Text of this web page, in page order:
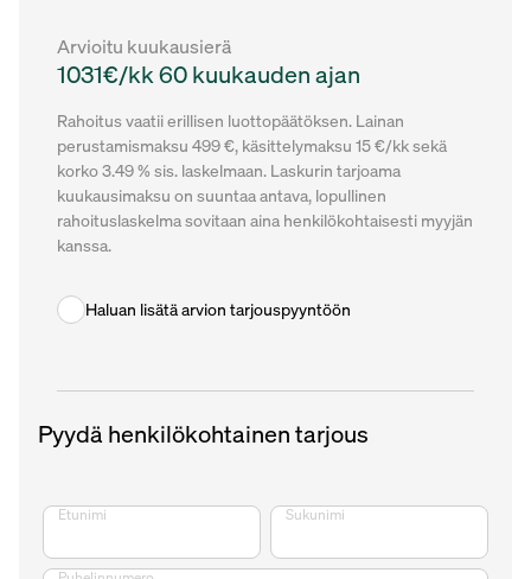
Arvioitu kuukausierä
1031€/kk 60 kuukauden ajan
Rahoitus vaatii erillisen luottopäätöksen. Lainan
perustamismaksu 499 €, käsittelymaksu 15 €/kk sekä
korko 3.49 % sis. laskelmaan. Laskurin tarjoama
kuukausimaksu on suuntaa antava, lopullinen
rahoituslaskelma sovitaan aina henkilökohtaisesti myyjän
kanssa.
Haluan lisätä arvion tarjouspyyntöön
Pyydä henkilökohtainen tarjous
Etunimi Sukunimi